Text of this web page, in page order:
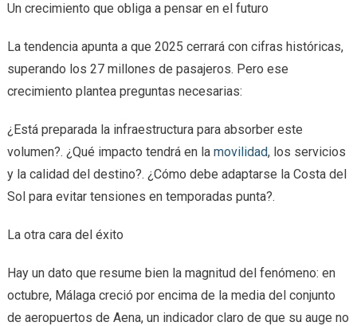
Un crecimiento que obliga a pensar en el futuro
La tendencia apunta a que 2025 cerrará con cifras históricas,
superando los 27 millones de pasajeros. Pero ese
crecimiento plantea preguntas necesarias:
¿Está preparada la infraestructura para absorber este
volumen?. ¿Qué impacto tendrá en la movilidad, los servicios
y la calidad del destino?. ¿Cómo debe adaptarse la Costa del
Sol para evitar tensiones en temporadas punta?.
La otra cara del éxito
Hay un dato que resume bien la magnitud del fenómeno: en
octubre, Málaga creció por encima de la media del conjunto
de aeropuertos de Aena, un indicador claro de que su auge no